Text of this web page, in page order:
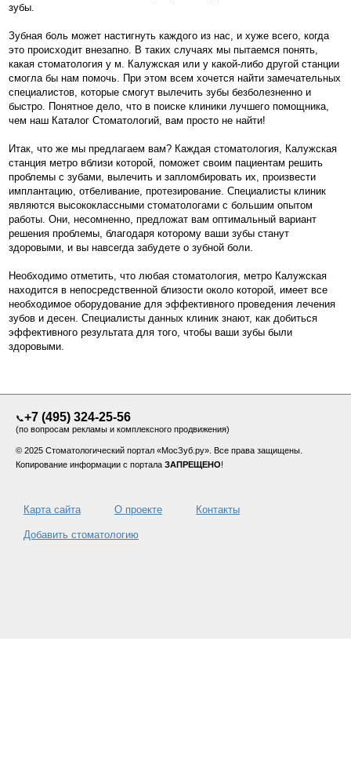
зубы.
Зубная боль может настигнуть каждого из нас, и хуже всего, когда
это происходит внезапно. В таких случаях мы пытаемся понять,
какая стоматология у м. Калужская или у какой-либо другой станции
смогла бы нам помочь. При этом всем хочется найти замечательных
специалистов, которые смогут вылечить зубы безболезненно и
быстро. Понятное дело, что в поиске клиники лучшего помощника,
чем наш Каталог Стоматологий, вам просто не найти!
Итак, что же мы предлагаем вам? Каждая стоматология, Калужская
станция метро вблизи которой, поможет своим пациентам решить
проблемы с зубами, вылечить и запломбировать их, произвести
имплантацию, отбеливание, протезирование. Специалисты клиник
являются высококлассными стоматологами с большим опытом
работы. Они, несомненно, предложат вам оптимальный вариант
решения проблемы, благодаря которому ваши зубы станут
здоровыми, и вы навсегда забудете о зубной боли.
Необходимо отметить, что любая стоматология, метро Калужская
находится в непосредственной близости около которой, имеет все
необходимое оборудование для эффективного проведения лечения
зубов и десен. Специалисты данных клиник знают, как добиться
эффективного результата для того, чтобы ваши зубы были
здоровыми.
📞+7 (495) 324-25-56
(по вопросам рекламы и комплексного продвижения)
© 2025 Стоматологический портал «МосЗуб.ру». Все права защищены.
Копирование информации с портала ЗАПРЕЩЕНО!
Карта сайта О проекте Контакты
Добавить стоматологию